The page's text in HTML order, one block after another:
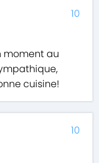
moment au
cuisine!
10
10